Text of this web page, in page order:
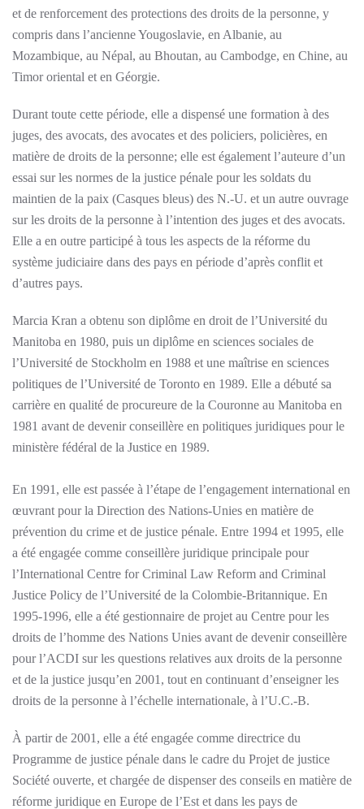
et de renforcement des protections des droits de la personne, y
compris dans l’ancienne Yougoslavie, en Albanie, au
Mozambique, au Népal, au Bhoutan, au Cambodge, en Chine, au
Timor oriental et en Géorgie.
Durant toute cette période, elle a dispensé une formation à des
juges, des avocats, des avocates et des policiers, policières, en
matière de droits de la personne; elle est également l’auteure d’un
essai sur les normes de la justice pénale pour les soldats du
maintien de la paix (Casques bleus) des N.-U. et un autre ouvrage
sur les droits de la personne à l’intention des juges et des avocats.
Elle a en outre participé à tous les aspects de la réforme du
système judiciaire dans des pays en période d’après conflit et
d’autres pays.
Marcia Kran a obtenu son diplôme en droit de l’Université du
Manitoba en 1980, puis un diplôme en sciences sociales de
l’Université de Stockholm en 1988 et une maîtrise en sciences
politiques de l’Université de Toronto en 1989. Elle a débuté sa
carrière en qualité de procureure de la Couronne au Manitoba en
1981 avant de devenir conseillère en politiques juridiques pour le
ministère fédéral de la Justice en 1989.
En 1991, elle est passée à l’étape de l’engagement international en
œuvrant pour la Direction des Nations-Unies en matière de
prévention du crime et de justice pénale. Entre 1994 et 1995, elle
a été engagée comme conseillère juridique principale pour
l’International Centre for Criminal Law Reform and Criminal
Justice Policy de l’Université de la Colombie-Britannique. En
1995-1996, elle a été gestionnaire de projet au Centre pour les
droits de l’homme des Nations Unies avant de devenir conseillère
pour l’ACDI sur les questions relatives aux droits de la personne
et de la justice jusqu’en 2001, tout en continuant d’enseigner les
droits de la personne à l’échelle internationale, à l’U.C.-B.
À partir de 2001, elle a été engagée comme directrice du
Programme de justice pénale dans le cadre du Projet de justice
Société ouverte, et chargée de dispenser des conseils en matière de
réforme juridique en Europe de l’Est et dans les pays de